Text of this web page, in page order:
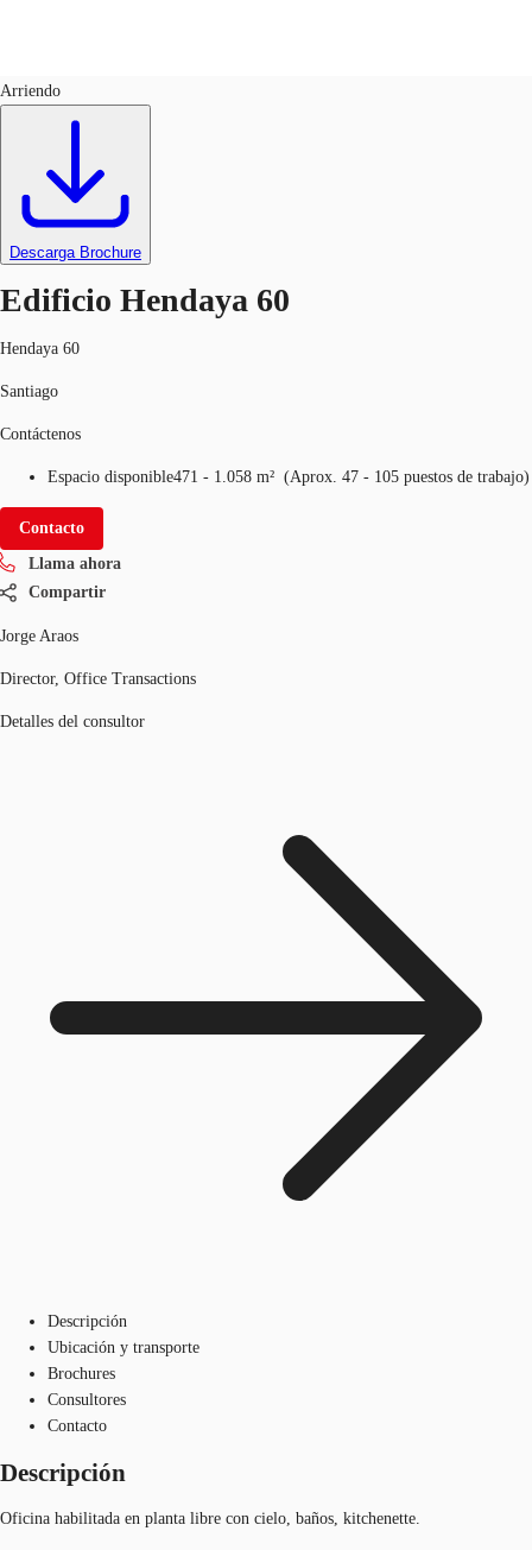
Nuestros servicios
Noticias e Investigaciones
Favoritos
Llama ahora
Arriendo
Descarga Brochure
Edificio Hendaya 60
Hendaya 60
Santiago
Contáctenos
Espacio disponible471 - 1.058 m² (Aprox. 47 - 105 puestos de trabajo)
Contacto
Llama ahora
Compartir
Jorge Araos
Director, Office Transactions
Detalles del consultor
Descripción
Ubicación y transporte
Brochures
Consultores
Contacto
Descripción
Oficina habilitada en planta libre con cielo, baños, kitchenette.